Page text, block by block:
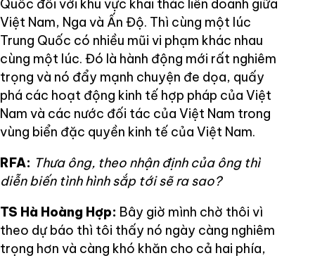
Quốc đối với khu vực khai thác liên doanh giữa
Việt Nam, Nga và Ấn Độ. Thì cùng một lúc
Trung Quốc có nhiều mũi vi phạm khác nhau
cùng một lúc. Đó là hành động mới rất nghiêm
trọng và nó đẩy mạnh chuyện đe dọa, quấy
phá các hoạt động kinh tế hợp pháp của Việt
Nam và các nước đối tác của Việt Nam trong
vùng biển đặc quyền kinh tế của Việt Nam.
RFA: Thưa ông, theo nhận định của ông thì
diễn biến tình hình sắp tới sẽ ra sao?
TS Hà Hoàng Hợp: Bây giờ mình chờ thôi vì
theo dự báo thì tôi thấy nó ngày càng nghiêm
trọng hơn và càng khó khăn cho cả hai phía,